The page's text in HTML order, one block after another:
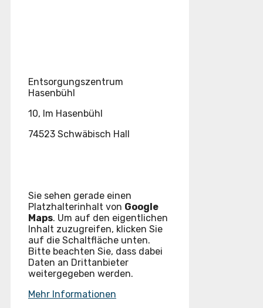
Entsorgungszentrum
Hasenbühl
10, Im Hasenbühl
74523 Schwäbisch Hall
Sie sehen gerade einen
Platzhalterinhalt von Google
Maps. Um auf den eigentlichen
Inhalt zuzugreifen, klicken Sie
auf die Schaltfläche unten.
Bitte beachten Sie, dass dabei
Daten an Drittanbieter
weitergegeben werden.
Mehr Informationen